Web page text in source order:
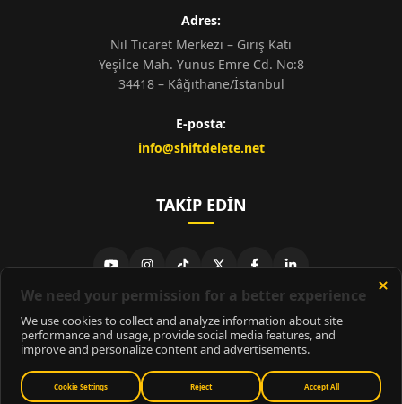
Adres:
Nil Ticaret Merkezi – Giriş Katı
Yeşilce Mah. Yunus Emre Cd. No:8
34418 – Kâğıthane/İstanbul
E-posta:
info@shiftdelete.net
TAKIP EDIN
© 2026ShiftDelete.Net- Tüm hakları saklıdır.
ShiftDelete.Net, İnternet Medyası ve Bilişim Muhabirleri Derneği